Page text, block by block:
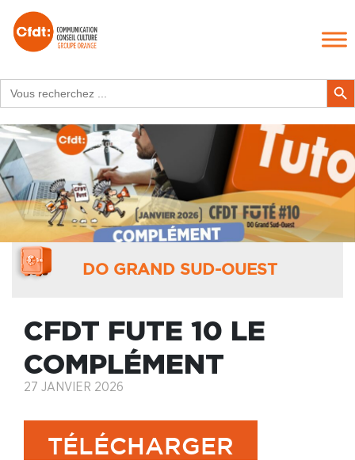
for:
Search
DO GRAND SUD-OUEST
CFDT FUTE 10 LE
COMPLÉMENT
27 JANVIER 2026
TÉLÉCHARGER